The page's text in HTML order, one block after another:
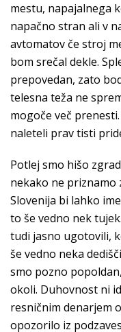
mestu, napajalnega
napačno stran ali v
avtomatov če stroj
bom srečal dekle.
prepovedan, zato
telesna teža ne
mogoče več
naleteli prav tisti
Potlej smo hišo
nekako ne priznamo
Slovenija bi lahko
to še vedno nek
tudi jasno ugotovili,
še vedno neka
smo pozno
okoli. Duhovnost ni
resničnim denarjem
opozorilo iz